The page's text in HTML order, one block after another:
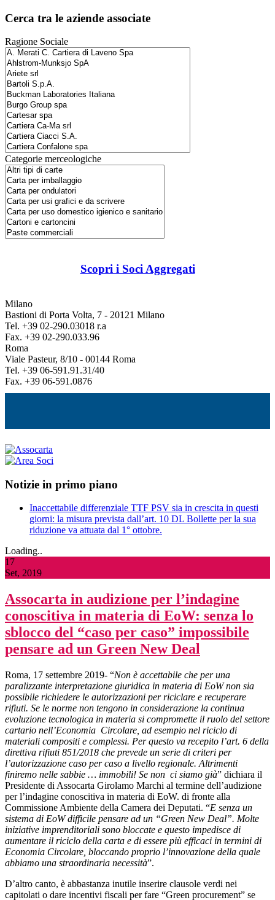
Cerca tra le aziende associate
Ragione Sociale
Categorie merceologiche
Scopri i Soci Aggregati
Milano
Bastioni di Porta Volta, 7 - 20121 Milano
Tel. +39 02-290.03018 r.a
Fax. +39 02-290.033.96
Roma
Viale Pasteur, 8/10 - 00144 Roma
Tel. +39 06-591.91.31/40
Fax. +39 06-591.0876
Notizie in primo piano
Inaccettabile differenziale TTF PSV sia in crescita in questi
giorni: la misura prevista dall’art. 10 DL Bollette per la sua
riduzione va attuata dal 1° ottobre.
Loading..
17
Set, 2019
Assocarta in audizione per l’indagine
conoscitiva in materia di EoW: senza lo
sblocco del “caso per caso” impossibile
pensare ad un Green New Deal
Roma, 17 settembre 2019- “Non è accettabile che per una
paralizzante interpretazione giuridica in materia di EoW non sia
possibile richiedere le autorizzazioni per riciclare e recuperare
rifiuti. Se le norme non tengono in considerazione la continua
evoluzione tecnologica in materia si compromette il ruolo del settore
cartario nell’Economia Circolare, ad esempio nel riciclo di
materiali compositi e complessi. Per questo va recepito l’art. 6 della
direttiva rifiuti 851/2018 che prevede un serie di criteri per
l’autorizzazione caso per caso a livello regionale. Altrimenti
finiremo nelle sabbie … immobili! Se non ci siamo già” dichiara il
Presidente di Assocarta Girolamo Marchi al termine dell’audizione
per l’indagine conoscitiva in materia di EoW. di fronte alla
Commissione Ambiente della Camera dei Deputati. “E senza un
sistema di EoW difficile pensare ad un “Green New Deal”. Molte
iniziative imprenditoriali sono bloccate e questo impedisce di
aumentare il riciclo della carta e di essere più efficaci in termini di
Economia Circolare, bloccando proprio l’innovazione della quale
abbiamo una straordinaria necessità”.
D’altro canto, è abbastanza inutile inserire clausole verdi nei
capitolati o dare incentivi fiscali per fare “Green procurement” se